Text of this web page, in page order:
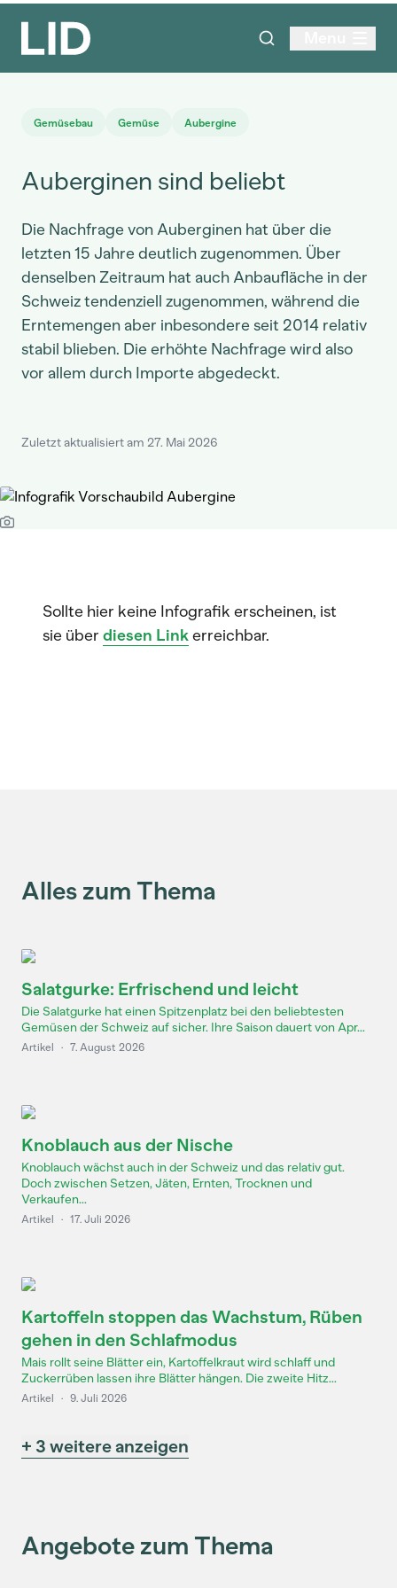
Gemüsebau Gemüse Aubergine
Auberginen sind beliebt
Die Nachfrage von Auberginen hat über die
letzten 15 Jahre deutlich zugenommen. Über
denselben Zeitraum hat auch Anbaufläche in der
Schweiz tendenziell zugenommen, während die
Erntemengen aber inbesondere seit 2014 relativ
stabil blieben. Die erhöhte Nachfrage wird also
vor allem durch Importe abgedeckt.
Zuletzt aktualisiert am 27. Mai 2026
Sollte hier keine Infografik erscheinen, ist
sie über diesen Linkerreichbar.
Alles zum Thema
Salatgurke: Erfrischend und leicht
Die Salatgurke hat einen Spitzenplatz bei den beliebtesten
Gemüsen der Schweiz auf sicher. Ihre Saison dauert von Apr...
Artikel · 7. August 2026
Knoblauch aus der Nische
Knoblauch wächst auch in der Schweiz und das relativ gut.
Doch zwischen Setzen, Jäten, Ernten, Trocknen und
Verkaufen...
Artikel · 17. Juli 2026
Kartoffeln stoppen das Wachstum, Rüben
gehen in den Schlafmodus
Mais rollt seine Blätter ein, Kartoffelkraut wird schlaff und
Zuckerrüben lassen ihre Blätter hängen. Die zweite Hitz...
Artikel · 9. Juli 2026
+ 3 weitere anzeigen
Angebote zum Thema